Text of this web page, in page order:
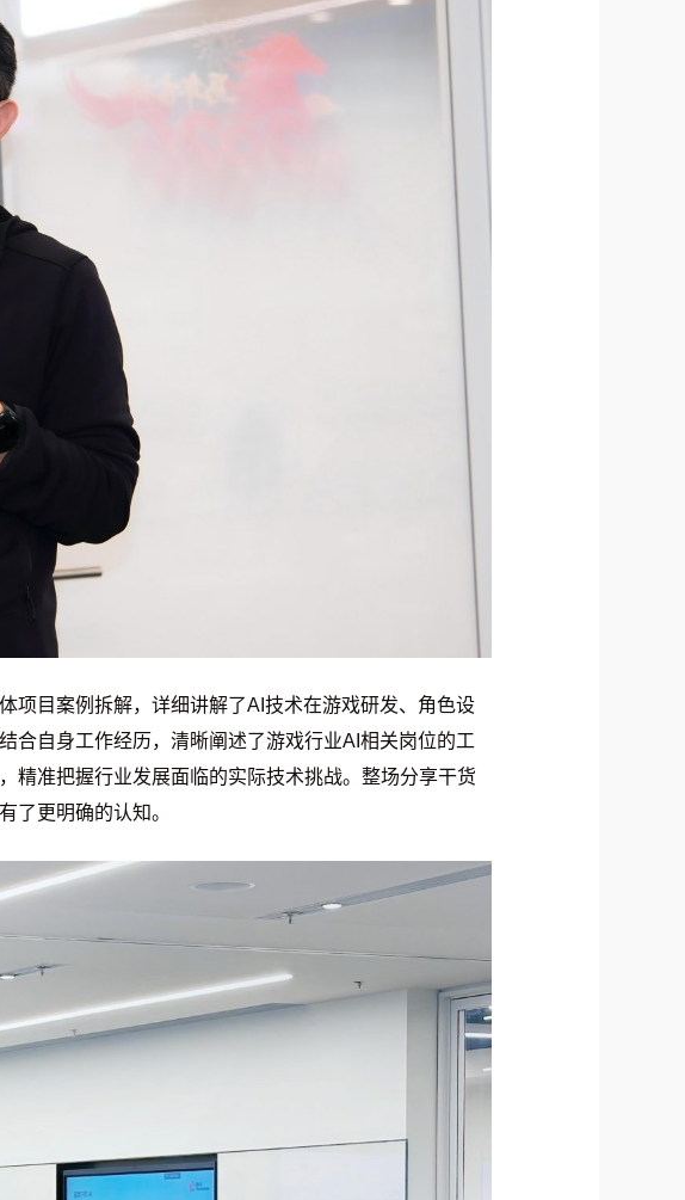
项目案例拆解，详细讲解了AI技术在游戏研发、角色设
合自身工作经历，清晰阐述了游戏行业AI相关岗位的工
精准把握行业发展面临的实际技术挑战。整场分享干货
了更明确的认知。